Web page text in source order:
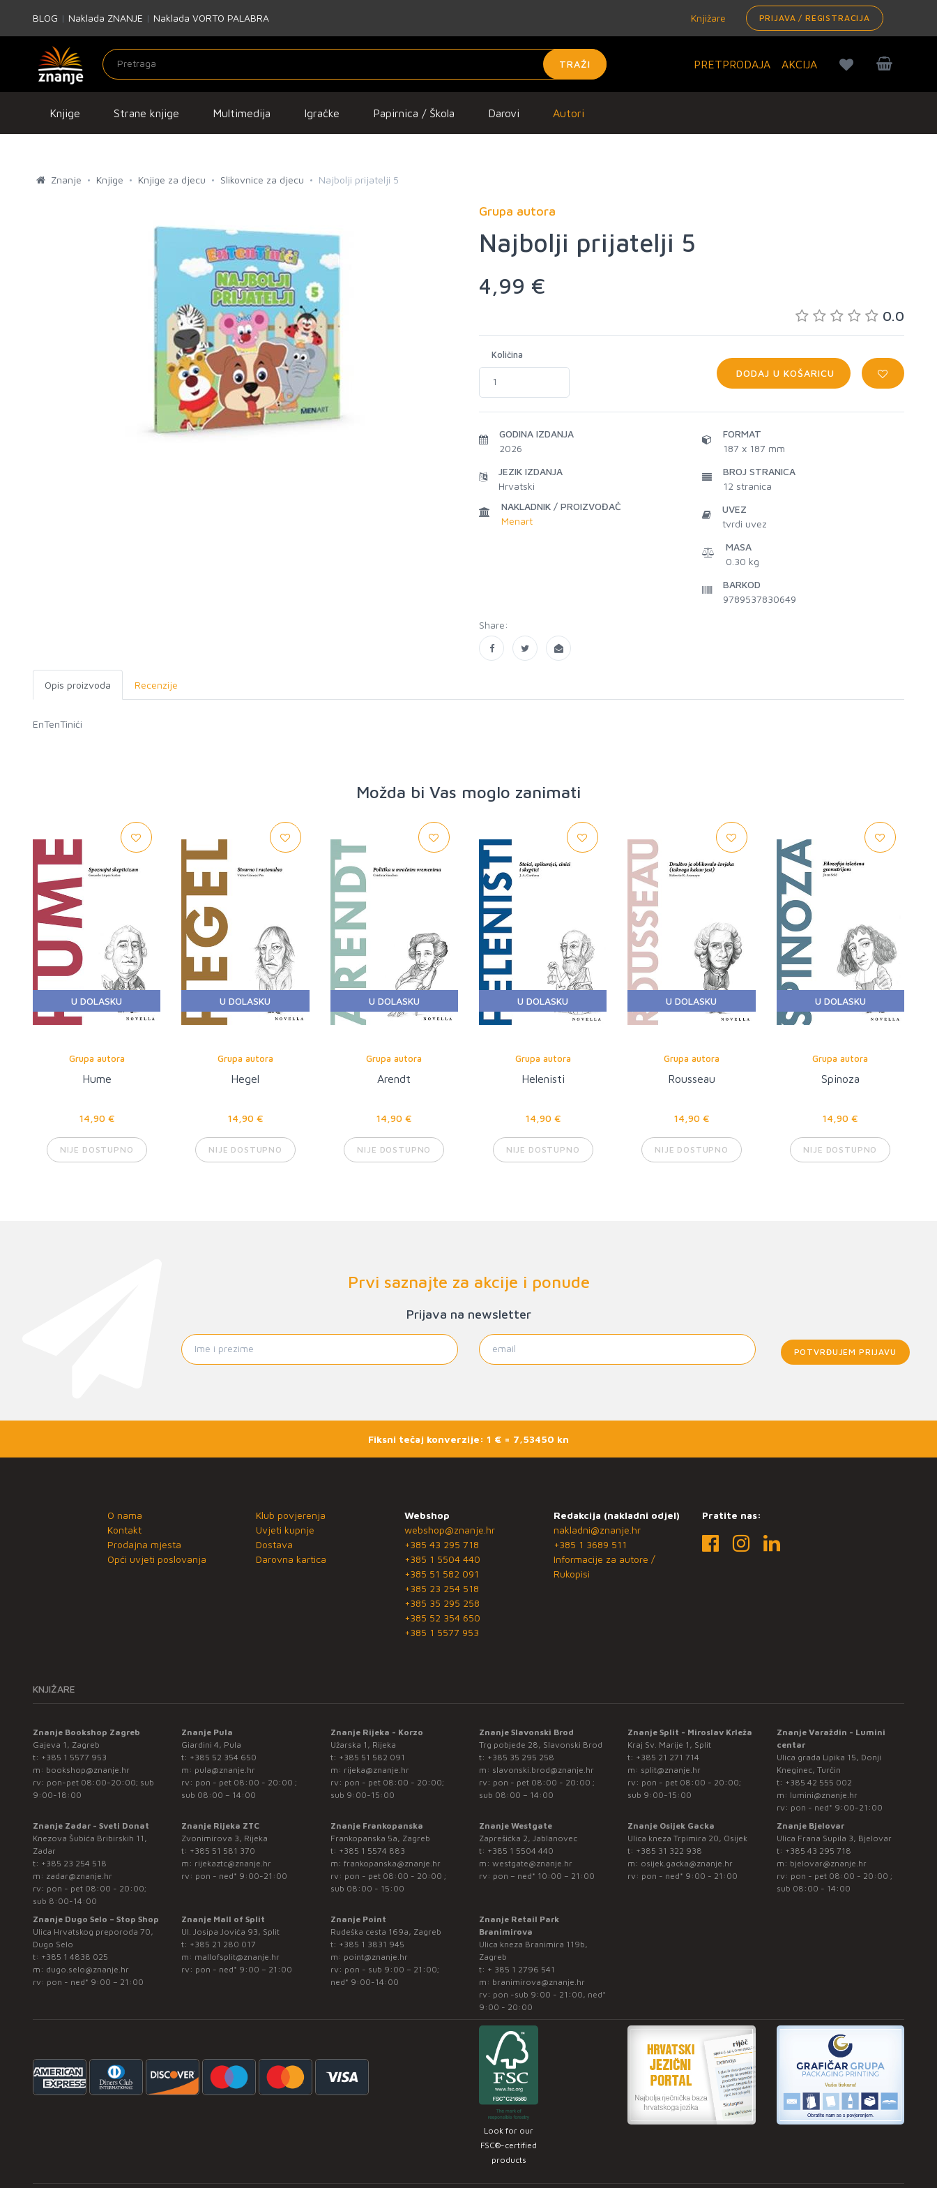
BLOG | Naklada ZNANJE | Naklada VORTO PALABRA Knjižare PRIJAVA / REGISTRACIJA
TRAŽI PRETPRODAJA AKCIJA
Knjige Strane knjige Multimedija Igračke Papirnica / Škola Darovi Autori
Znanje Knjige Knjige za djecu Slikovnice za djecu Najbolji prijatelji 5
Grupa autora
Najbolji prijatelji 5
4,99 €
0.0
Količina
DODAJ U KOŠARICU
GODINA IZDANJA
2026
JEZIK IZDANJA
Hrvatski
NAKLADNIK / PROIZVOĐAČ
Menart
FORMAT
187 x 187 mm
BROJ STRANICA
12 stranica
UVEZ
tvrdi uvez
MASA
0.30 kg
BARKOD
9789537830649
Share:
Opis proizvoda Recenzije
EnTenTinići
Možda bi Vas moglo zanimati
U DOLASKU
Grupa autora
Hume
14,90 €
NIJE DOSTUPNO
U DOLASKU
Grupa autora
Hegel
14,90 €
NIJE DOSTUPNO
U DOLASKU
Grupa autora
Arendt
14,90 €
NIJE DOSTUPNO
U DOLASKU
Grupa autora
Helenisti
14,90 €
NIJE DOSTUPNO
U DOLASKU
Grupa autora
Rousseau
14,90 €
NIJE DOSTUPNO
U DOLASKU
Grupa autora
Spinoza
14,90 €
NIJE DOSTUPNO
Prvi saznajte za akcije i ponude
Prijava na newsletter
POTVRĐUJEM PRIJAVU
Fiksni tečaj konverzije: 1 € = 7,53450 kn
O nama
Kontakt
Prodajna mjesta
Opći uvjeti poslovanja
Klub povjerenja
Uvjeti kupnje
Dostava
Darovna kartica
Webshop
webshop@znanje.hr
+385 43 295 718
+385 1 5504 440
+385 51 582 091
+385 23 254 518
+385 35 295 258
+385 52 354 650
+385 1 5577 953
Redakcija (nakladni odjel)
nakladni@znanje.hr
+385 1 3689 511
Informacije za autore /
Rukopisi
Pratite nas:
KNJIŽARE
Znanje Bookshop Zagreb
Gajeva 1, Zagreb
t: +385 1 5577 953
m: bookshop@znanje.hr
rv: pon-pet 08:00-20:00; sub
9:00-18:00
Znanje Pula
Giardini 4, Pula
t: +385 52 354 650
m: pula@znanje.hr
rv: pon - pet 08:00 - 20:00 ;
sub 08:00 – 14:00
Znanje Rijeka - Korzo
Užarska 1, Rijeka
t: +385 51 582 091
m: rijeka@znanje.hr
rv: pon - pet 08:00 - 20:00;
sub 9:00-15:00
Znanje Slavonski Brod
Trg pobjede 28, Slavonski Brod
t: +385 35 295 258
m: slavonski.brod@znanje.hr
rv: pon - pet 08:00 - 20:00 ;
sub 08:00 – 14:00
Znanje Split - Miroslav Krleža
Kraj Sv. Marije 1, Split
t: +385 21 271 714
m: split@znanje.hr
rv: pon - pet 08:00 - 20:00;
sub 9:00-15:00
Znanje Varaždin - Lumini
centar
Ulica grada Lipika 15, Donji
Kneginec, Turčin
t: +385 42 555 002
m: lumini@znanje.hr
rv: pon - ned* 9:00-21:00
Znanje Zadar - Sveti Donat
Knezova Šubića Bribirskih 11,
Zadar
t: +385 23 254 518
m: zadar@znanje.hr
rv: pon - pet 08:00 - 20:00;
sub 8:00-14:00
Znanje Rijeka ZTC
Zvonimirova 3, Rijeka
t: +385 51 581 370
m: rijekaztc@znanje.hr
rv: pon - ned* 9:00-21:00
Znanje Frankopanska
Frankopanska 5a, Zagreb
t: +385 1 5574 883
m: frankopanska@znanje.hr
rv: pon - pet 08:00 - 20:00 ;
sub 08:00 - 15:00
Znanje Westgate
Zaprešićka 2, Jablanovec
t: +385 1 5504 440
m: westgate@znanje.hr
rv: pon – ned* 10:00 – 21:00
Znanje Osijek Gacka
Ulica kneza Trpimira 20, Osijek
t: +385 31 322 938
m: osijek.gacka@znanje.hr
rv: pon - ned* 9:00 - 21:00
Znanje Bjelovar
Ulica Frana Supila 3, Bjelovar
t: +385 43 295 718
m: bjelovar@znanje.hr
rv: pon - pet 08:00 - 20:00 ;
sub 08:00 - 14:00
Znanje Dugo Selo – Stop Shop
Ulica Hrvatskog preporoda 70,
Dugo Selo
t: +385 1 4838 025
m: dugo.selo@znanje.hr
rv: pon - ned* 9:00 – 21:00
Znanje Mall of Split
Ul. Josipa Jovića 93, Split
t: +385 21 280 017
m: mallofsplit@znanje.hr
rv: pon - ned* 9:00 – 21:00
Znanje Point
Rudeška cesta 169a, Zagreb
t: +385 1 3831 945
m: point@znanje.hr
rv: pon - sub 9:00 – 21:00;
ned* 9:00-14:00
Znanje Retail Park
Branimirova
Ulica kneza Branimira 119b,
Zagreb
t: + 385 1 2796 541
m: branimirova@znanje.hr
rv: pon -sub 9:00 - 21:00, ned*
9:00 - 20:00
Look for our
FSC®-certified
products